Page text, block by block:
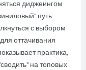
диджеингом
путь
с выбором
оттачивания
практика,
на топовых